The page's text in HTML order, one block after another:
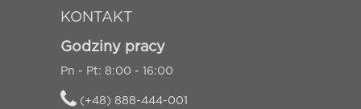
KONTAKT
Godziny pracy
Pn - Pt: 8:00 - 16:00
(+48) 888-444-001